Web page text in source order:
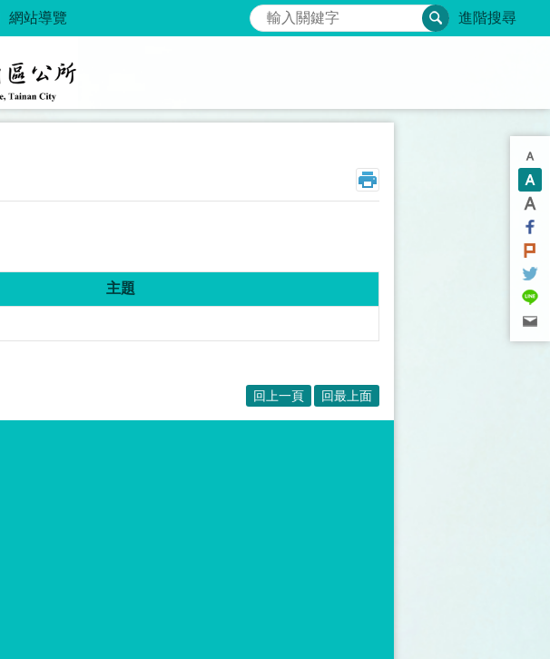
網站導覽 搜尋 進階搜尋
主題
回上一頁 回最上面